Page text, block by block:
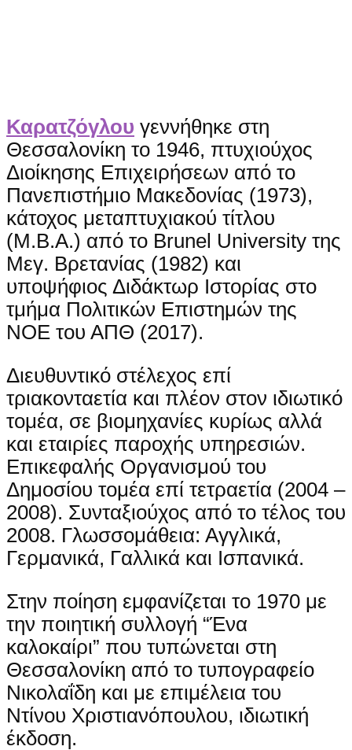
Καρατζόγλου γεννήθηκε στη
Θεσσαλονίκη το 1946, πτυχιούχος
Διοίκησης Επιχειρήσεων από το
Πανεπιστήμιο Μακεδονίας (1973),
κάτοχος μεταπτυχιακού τίτλου
(Μ.Β.Α.) από το Brunel University της
Μεγ. Βρετανίας (1982) και
υποψήφιος Διδάκτωρ Ιστορίας στο
τμήμα Πολιτικών Επιστημών της
ΝΟΕ του ΑΠΘ (2017).
Διευθυντικό στέλεχος επί
τριακονταετία και πλέον στον ιδιωτικό
τομέα, σε βιομηχανίες κυρίως αλλά
και εταιρίες παροχής υπηρεσιών.
Επικεφαλής Οργανισμού του
Δημοσίου τομέα επί τετραετία (2004 –
2008). Συνταξιούχος από το τέλος του
2008. Γλωσσομάθεια: Αγγλικά,
Γερμανικά, Γαλλικά και Ισπανικά.
Στην ποίηση εμφανίζεται το 1970 με
την ποιητική συλλογή “Ένα
καλοκαίρι” που τυπώνεται στη
Θεσσαλονίκη από το τυπογραφείο
Νικολαΐδη και με επιμέλεια του
Ντίνου Χριστιανόπουλου, ιδιωτική
έκδοση.